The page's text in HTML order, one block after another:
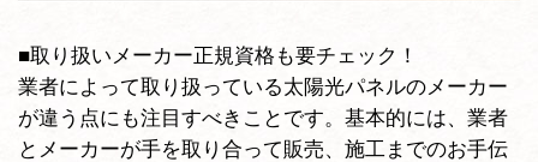
■取り扱いメーカー正規資格も要チェック！
業者によって取り扱っている太陽光パネルのメーカー
が違う点にも注目すべきことです。基本的には、業者
とメーカーが手を取り合って販売、施工までのお手伝